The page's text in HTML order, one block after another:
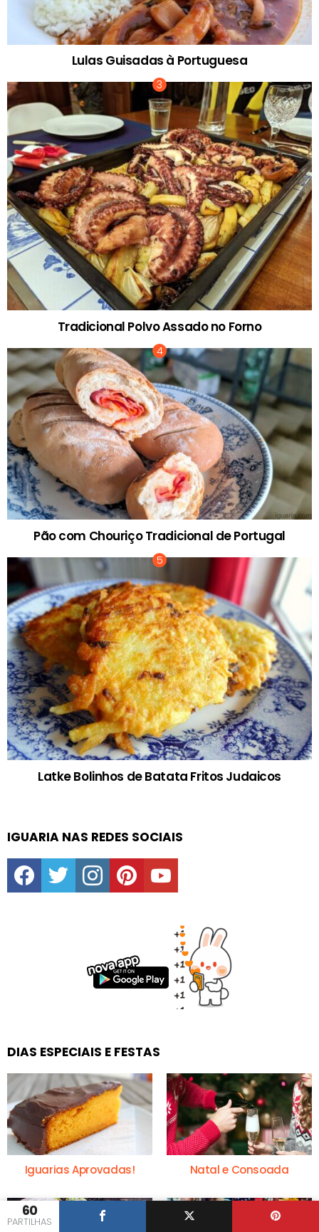
60
PARTILHAS
Lulas Guisadas à Portuguesa
Tradicional Polvo Assado no Forno
Pão com Chouriço Tradicional de Portugal
Latke Bolinhos de Batata Fritos Judaicos
IGUARIA NAS REDES SOCIAIS
facebooktwitter instagrampinterestyoutube
DIAS ESPECIAIS E FESTAS
Iguarias Aprovadas! Natal e Consoada